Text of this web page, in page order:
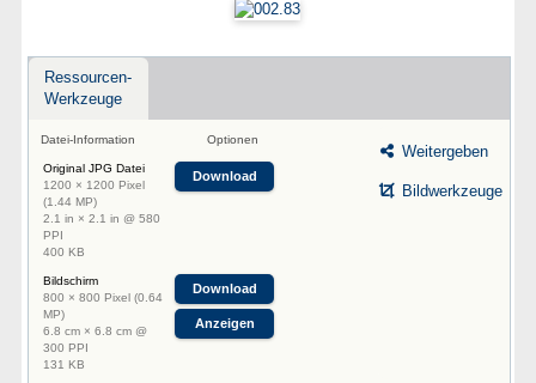
Ressourcen-
Werkzeuge
Datei-Information Optionen
Original JPG Datei
1200 × 1200 Pixel
(1.44 MP)
2.1 in × 2.1 in @ 580
PPI
400 KB
Download
Bildschirm
800 × 800 Pixel (0.64
MP)
6.8 cm × 6.8 cm @
300 PPI
131 KB
Download
Anzeigen
Weitergeben
Bildwerkzeuge